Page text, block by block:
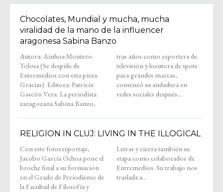
Chocolates, Mundial y mucha, mucha
viralidad de la mano de la influencer
aragonesa Sabina Banzo
Autora: Ainhoa Montero
Tolosa (Se despide de
Entremedios con esta pieza.
Gracias). Editora: Patricia
Gascón Vera. La periodista
zaragozana Sabina Banzo,
tras años como reportera de
televisión y locutora de spots
para grandes marcas,
comenzó su andadura en
redes sociales después...
RELIGION IN CLUJ: LIVING IN THE ILLOGICAL
Con este fotorreportaje,
Jacobo García Ochoa pone el
broche final a su formación
en el Grado de Periodismo de
la Facultad de Filosofía y
Letras y cierra también su
etapa como colaborador de
Entremedios. Su trabajo nos
traslada a...